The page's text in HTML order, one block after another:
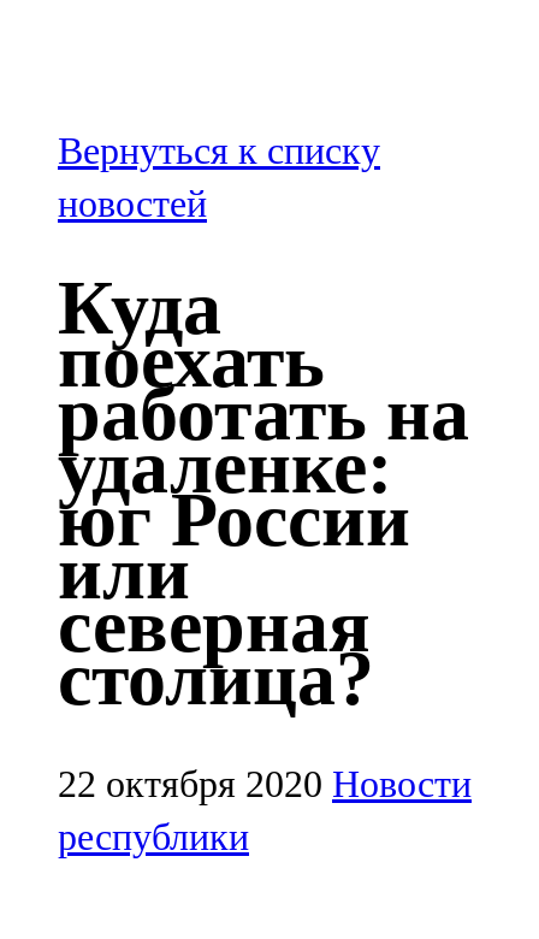
100,3 FM
Зәй
106,6 FM
Кадыбаш
105,2 FM
Казан
91,5 FM
Кайбыч
106,1 FM
Кама тамагы
71,51 FM
Кукмара
107,9 FM
Лениногорский
102,1 FM
Вернуться к списку
новостей
Куда
поехать
работать на
удаленке:
юг России
или
северная
столица?
22 октября 2020 Новости
республики